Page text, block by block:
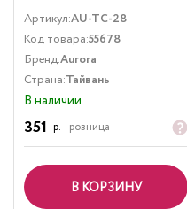
Артикул:AU-TC-28
Код товара:55678
Бренд:Aurora
Страна:Тайвань
В наличии
351 р. розница
В КОРЗИНУ